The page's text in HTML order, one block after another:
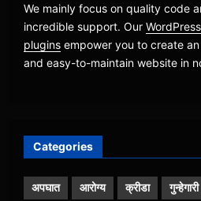
We mainly focus on quality code
incredible support. Our
plugins empower you to create
and easy-to-maintain website in
Categories
अपघात आरोग्य क्रीडा गुन्हेगारी